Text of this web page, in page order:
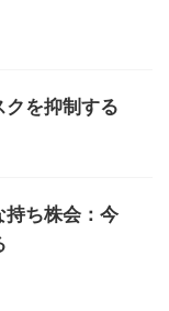
を抑制する
持ち株会：今